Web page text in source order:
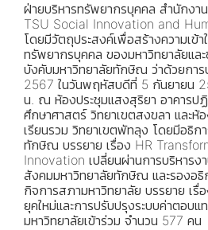
ฝ่ายบริหารทรัพยากรบุคคล สำนักงา
TSU Social Innovation and
โดยมีวัตถุประสงค์เพื่อสร้างความเข้
ทรัพยากรบุคคล ของมหาวิทยาลัยและ
บังคับมหาวิทยาลัยทักษิณ ว่าด้วยกา
2567 ในวันพฤหัสบดีที่ 5 กันยายน
น. ณ ห้องประชุมแสงสุริยา อาคารป
ศึกษาศาสตร์ วิทยาเขตสงขลา และห้
เรียนรวม วิทยาเขตพัทลุง โดยมีอธิก
ทักษิณ บรรยาย เรื่อง HR
Innovation เปลี่ยนผ่านการบริหารง
สังคมมหาวิทยาลัยทักษิณ และรองอธิ
กิจการสภามหาวิทยาลัย บรรยาย เรื่
ยุคใหม่และการปรับปรุงระบบค่าตอบ
มหาวิทยาลัยเข้าร่วม จำนวน 577 คน